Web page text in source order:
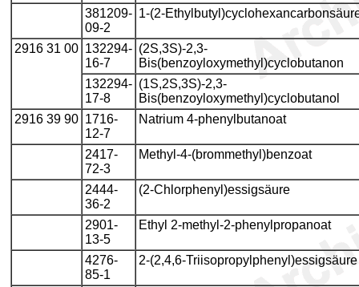
381209-
09-2
1-(2-
2916 31 00 132294-
16-7
(2S,3S)-2,3-
Bis(benzoyloxymethyl)cyclobutanon
132294-
17-8
(1S,2S,3S)-2,3-
Bis(benzoyloxymethyl)cyclobutanol
2916 39 90 1716-
12-7
Natrium 4-phenylbutanoat
2417-
72-3
Methyl-4-(brommethyl)benzoat
2444-
36-2
(2-Chlorphenyl)essigsäure
2901-
13-5
Ethyl 2-methyl-2-phenylpropanoat
4276-
85-1
2-(2,4,6-Triisopropylphenyl)essigsäure